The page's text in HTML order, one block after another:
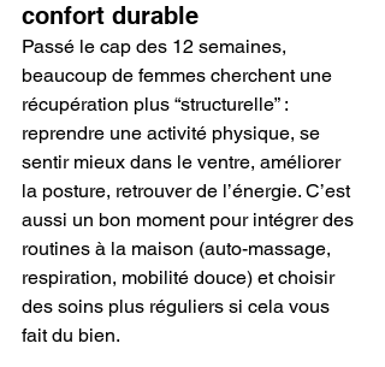
confort durable
Passé le cap des 12 semaines,
beaucoup de femmes cherchent une
récupération plus “structurelle” :
reprendre une activité physique, se
sentir mieux dans le ventre, améliorer
la posture, retrouver de l’énergie. C’est
aussi un bon moment pour intégrer des
routines à la maison (auto-massage,
respiration, mobilité douce) et choisir
des soins plus réguliers si cela vous
fait du bien.